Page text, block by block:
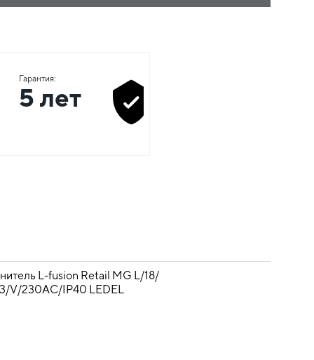
Гарантия:
5 лет